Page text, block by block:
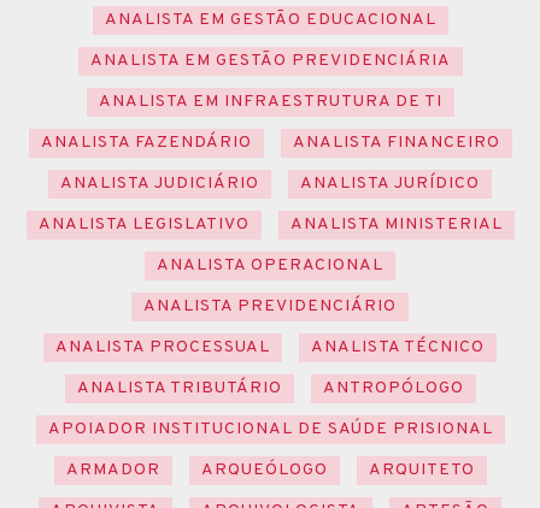
ANALISTA EM GESTÃO EDUCACIONAL
ANALISTA EM GESTÃO PREVIDENCIÁRIA
ANALISTA EM INFRAESTRUTURA DE TI
ANALISTA FAZENDÁRIO
ANALISTA FINANCEIRO
ANALISTA JUDICIÁRIO
ANALISTA JURÍDICO
ANALISTA LEGISLATIVO
ANALISTA MINISTERIAL
ANALISTA OPERACIONAL
ANALISTA PREVIDENCIÁRIO
ANALISTA PROCESSUAL
ANALISTA TÉCNICO
ANALISTA TRIBUTÁRIO
ANTROPÓLOGO
APOIADOR INSTITUCIONAL DE SAÚDE PRISIONAL
ARMADOR
ARQUEÓLOGO
ARQUITETO